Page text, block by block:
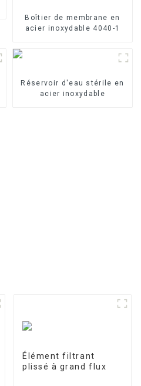
Boîtier de membrane en
acier inoxydable 4040-1
Réservoir d'eau stérile en
acier inoxydable
Élément filtrant
plissé à grand flux